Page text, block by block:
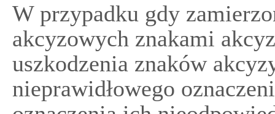
W przypadku gdy
akcyzowych znakami
uszkodzenia znaków
nieprawidłowego